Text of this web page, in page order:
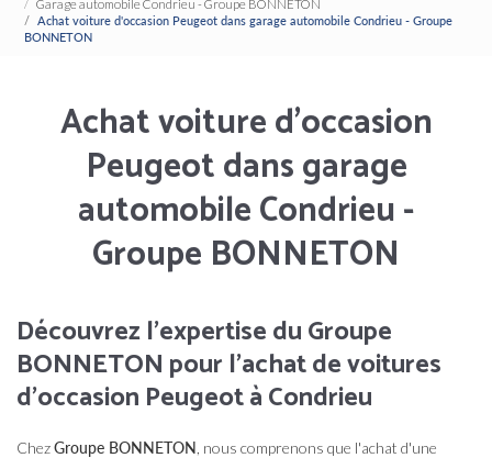
Garage automobile Condrieu - Groupe BONNETON
Achat voiture d'occasion Peugeot dans garage automobile Condrieu - Groupe
BONNETON
Achat voiture d'occasion
Peugeot dans garage
automobile Condrieu -
Groupe BONNETON
Découvrez l'expertise du Groupe
BONNETON pour l'achat de voitures
d'occasion Peugeot à Condrieu
ChezGroupe BONNETON , nous comprenons que l'achat d'une